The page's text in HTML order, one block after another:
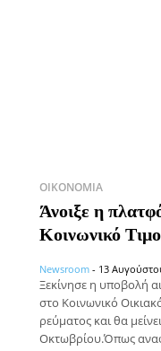
ΟΙΚΟΝΟΜΊΑ
Άνοιξε η
Κοινωνικό
Newsroom - 13
Ξεκίνησε η υποβολή
στο Κοινωνικό
ρεύματος και θα
Οκτωβρίου.Όπως